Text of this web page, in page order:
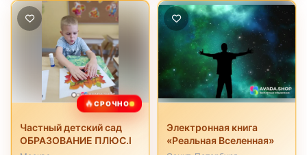
🔥СРОЧНО
Частный детский сад
ОБРАЗОВАНИЕ ПЛЮС.I
Электронная книга
«Реальная Вселенная»